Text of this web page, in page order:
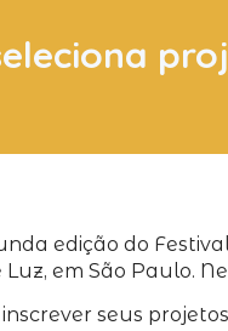
edição do
em São Paulo.
seus projetos